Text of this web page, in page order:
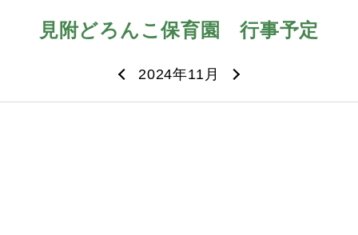
見附どろんこ保育園行事予定
2024年11月